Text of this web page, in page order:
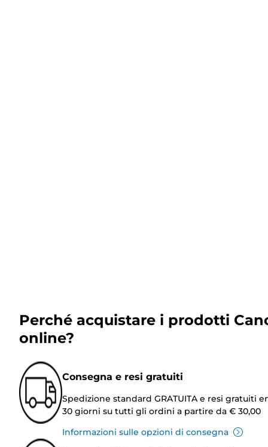
Perché acquistare i prodotti
online?
Consegna e resi gratuiti
Spedizione standard GRATUITA e resi gratuiti
30 giorni su tutti gli ordini a partire da € 30,00
Informazioni sulle opzioni di consegna